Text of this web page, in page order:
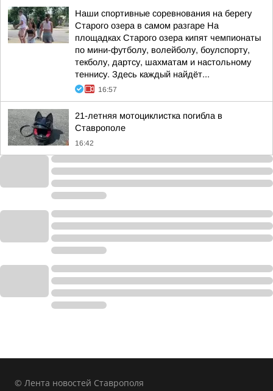
Наши спортивные соревнования на берегу
Старого озера в самом разгаре На
площадках Старого озера кипят чемпионаты
по мини-футболу, волейболу, боулспорту,
текболу, дартсу, шахматам и настольному
теннису. Здесь каждый найдёт...
16:57
21-летняя мотоциклистка погибла в
Ставрополе
16:42
© Лента новостей Ставрополя